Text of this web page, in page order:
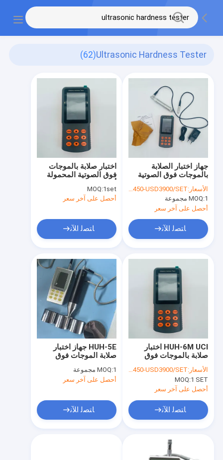
Ultrasonic Hardness Tester
(62)
اختبار صلابة بالموجات
فوق الصوتية المحمولة
MOQ:1set
أحصل على آخر سعر
ﺎﺘﺼﻟ ﺍﻶﻧ
جهاز اختبار الصلابة
بالموجات فوق الصوتية
يدوي برينل روكويل فيكرز
الأسعار:USD3450-USD3900/SET
MOQ:1 مجموعة
أحصل على آخر سعر
ﺎﺘﺼﻟ ﺍﻶﻧ
HUH-5E جهاز اختبار
صلابة الموجات فوق
MOQ:1 مجموعة
أحصل على آخر سعر
ﺎﺘﺼﻟ ﺍﻶﻧ
HUH-6M UCI اختبار
صلابة بالموجات فوق
الصوتية مع شاشة رقمية
متعددة المقاييس
الأسعار:USD3450-USD3900/SET
MOQ:1 SET
أحصل على آخر سعر
ﺎﺘﺼﻟ ﺍﻶﻧ